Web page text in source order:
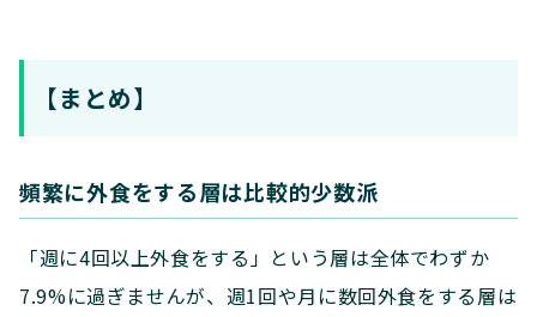
【まとめ】
頻繁に外食をする層は比較的少数派
「週に4回以上外食をする」という層は全体でわずか
7.9%に過ぎませんが、週1回や月に数回外食をする層は